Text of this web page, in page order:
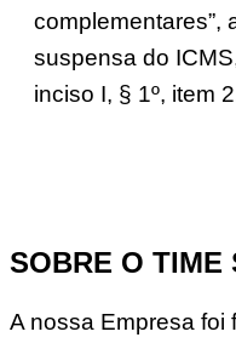
complementares”,
suspensa do
inciso I, § 1º, item
SOBRE O TIME
A nossa Empresa foi